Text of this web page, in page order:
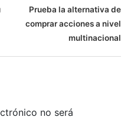
Prueba la alternativa de
comprar acciones a nivel
multinacional
no será